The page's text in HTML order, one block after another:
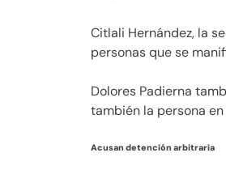
Citlali Hernández, la
personas que se
Dolores Padierna
también la persona
Acusan detención arbitraria